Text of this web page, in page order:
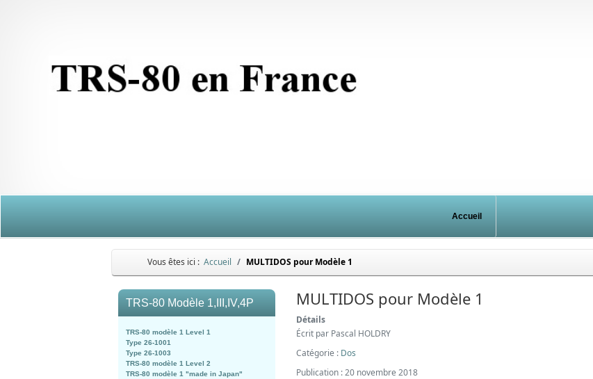
Accueil
Vous êtes ici : Accueil MULTIDOS pour Modèle 1
TRS-80 Modèle 1,III,IV,4P
TRS-80 modèle 1 Level 1
Type 26-1001
Type 26-1003
TRS-80 modèle 1 Level 2
TRS-80 modèle 1 "made in Japan"
MULTIDOS pour Modèle 1
Détails
Écrit par Pascal HOLDRY
Catégorie : Dos
Publication : 20 novembre 2018